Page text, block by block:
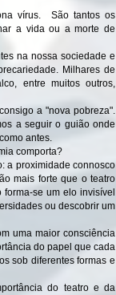
vírus. São tantos os
a vida ou a morte de
na nossa sociedade e
Milhares de
entre muitos outros,
a "nova pobreza".
a seguir o guião onde
antes.
comporta?
a proximidade connosco
mais forte que o teatro
se um elo invisível
ou descobrir um
uma maior consciência
do papel que cada
sob diferentes formas e
do teatro e da